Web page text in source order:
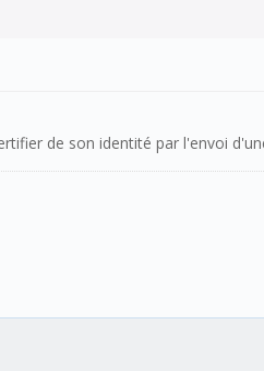
de son identité par l'envoi